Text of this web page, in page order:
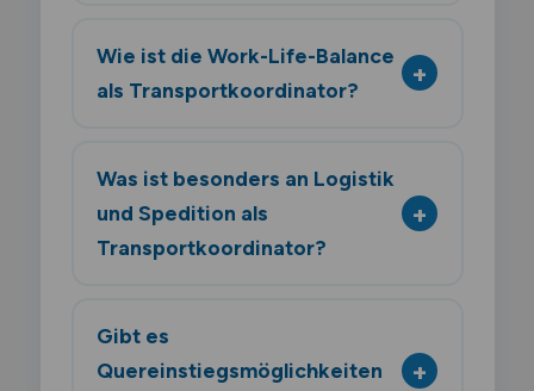
Wie ist die Work-Life-Balance
als Transportkoordinator?
Was ist besonders an Logistik
und Spedition als
Transportkoordinator?
Gibt es
Quereinstiegsmöglichkeiten